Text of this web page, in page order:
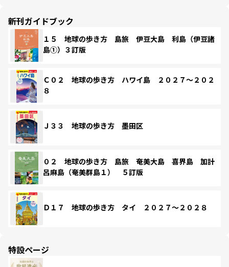
新刊ガイドブック
１５ 地球の歩き方 島旅 伊豆大島 利島（伊豆諸
島①）３訂版
Ｃ０２ 地球の歩き方 ハワイ島 ２０２７～２０２
８
Ｊ３３ 地球の歩き方 墨田区
０２ 地球の歩き方 島旅 奄美大島 喜界島 加計
呂麻島（奄美群島１） ５訂版
Ｄ１７ 地球の歩き方 タイ ２０２７～２０２８
特設ページ